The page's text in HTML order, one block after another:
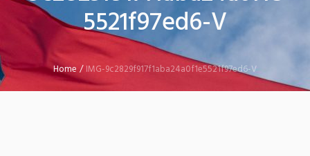
5521f97ed6-V
Home /IMG-9c2829f917f1aba24a0f1e5521f97ed6-V